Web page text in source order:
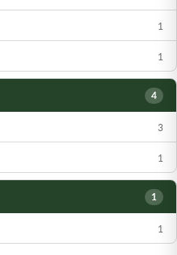
1
1
4
3
1
1
1